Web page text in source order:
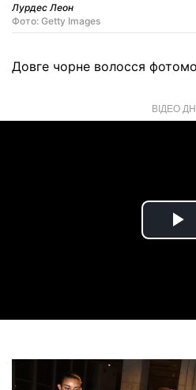
Лурдес Леон
Фото: Getty Images
Довге чорне волосся
ВІДЕО